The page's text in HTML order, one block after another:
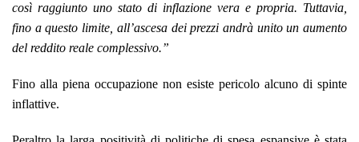
così raggiunto uno stato di inflazione vera e propria. Tuttavia,
fino a questo limite, all’ascesa dei prezzi andrà unito un aumento
del reddito reale complessivo.”
Fino alla piena occupazione non esiste pericolo alcuno di spinte
inflattive.